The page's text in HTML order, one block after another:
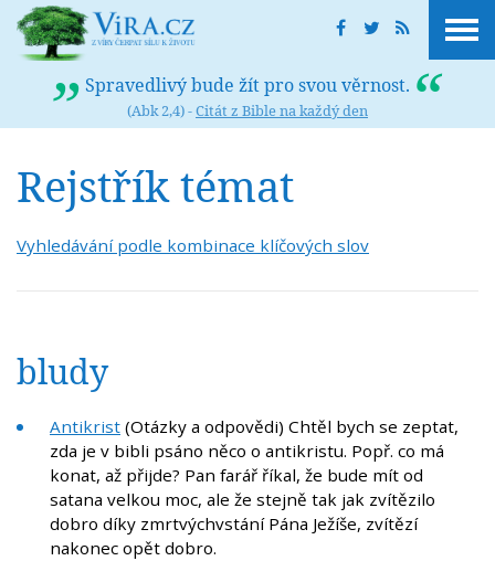
Spravedlivý bude žít pro svou věrnost.
(Abk 2,4) -Citát z Bible na každý den
Rejstřík témat
Vyhledávání podle kombinace klíčových slov
bludy
Antikrist (Otázky a odpovědi) Chtěl bych se zeptat,
zda je v bibli psáno něco o antikristu. Popř. co má
konat, až přijde? Pan farář říkal, že bude mít od
satana velkou moc, ale že stejně tak jak zvítězilo
dobro díky zmrtvýchvstání Pána Ježíše, zvítězí
nakonec opět dobro.